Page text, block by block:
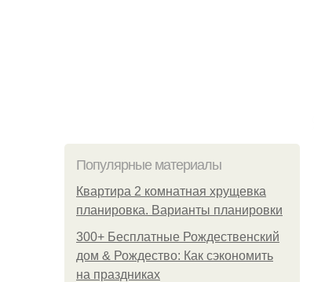
Популярные материалы
Квартира 2 комнатная хрущевка
планировка. Варианты планировки
300+ Бесплатные Рождественский
дом & Рождество: Как сэкономить
на праздниках